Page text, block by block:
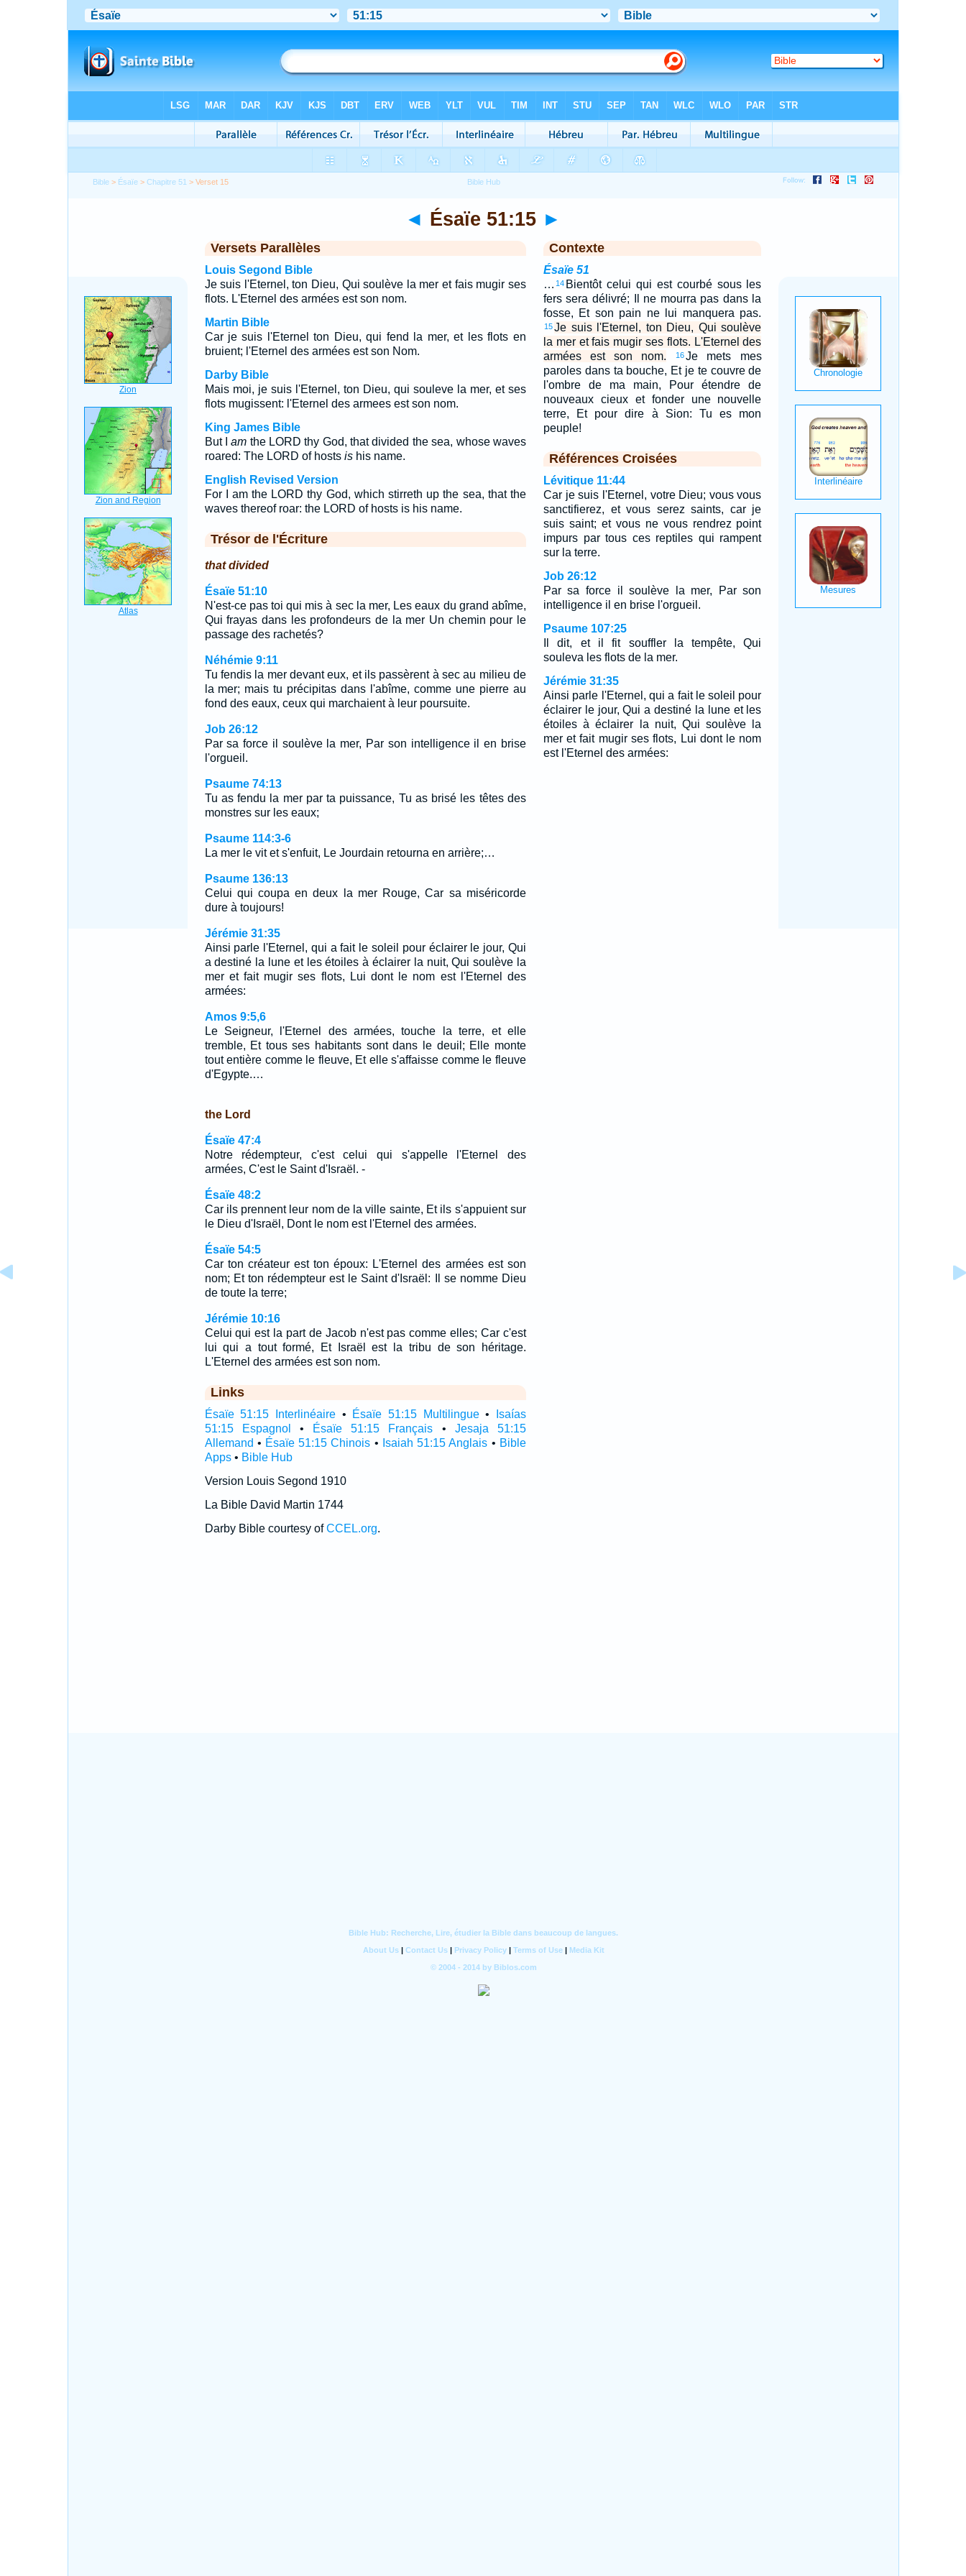
Bible > Ésaïe >Chapitre 51 > Verset 15
◄ Ésaïe 51:15 ►
Versets Parallèles
Louis Segond Bible
Je suis l'Eternel, ton Dieu, Qui soulève la mer et fais mugir ses
flots. L'Eternel des armées est son nom.
Martin Bible
Car je suis l'Eternel ton Dieu, qui fend la mer, et les flots en
bruient; l'Eternel des armées est son Nom.
Darby Bible
Mais moi, je suis l'Eternel, ton Dieu, qui souleve la mer, et ses
flots mugissent: l'Eternel des armees est son nom.
King James Bible
But Iam the LORD thy God, that divided the sea, whose waves
roared: The LORD of hosts ishis name.
English Revised Version
For I am the LORD thy God, which stirreth up the sea, that the
waves thereof roar: the LORD of hosts is his name.
Trésor de l'Écriture
that divided
Ésaïe 51:10
N'est-ce pas toi qui mis à sec la mer, Les eaux du grand abîme,
Qui frayas dans les profondeurs de la mer Un chemin pour le
passage des rachetés?
Néhémie 9:11
Tu fendis la mer devant eux, et ils passèrent à sec au milieu de
la mer; mais tu précipitas dans l'abîme, comme une pierre au
fond des eaux, ceux qui marchaient à leur poursuite.
Job 26:12
Par sa force il soulève la mer, Par son intelligence il en brise
l'orgueil.
Psaume 74:13
Tu as fendu la mer par ta puissance, Tu as brisé les têtes des
monstres sur les eaux;
Psaume 114:3-6
La mer le vit et s'enfuit, Le Jourdain retourna en arrière;…
Psaume 136:13
Celui qui coupa en deux la mer Rouge, Car sa miséricorde
dure à toujours!
Jérémie 31:35
Ainsi parle l'Eternel, qui a fait le soleil pour éclairer le jour, Qui
a destiné la lune et les étoiles à éclairer la nuit, Qui soulève la
mer et fait mugir ses flots, Lui dont le nom est l'Eternel des
armées:
Amos 9:5,6
Le Seigneur, l'Eternel des armées, touche la terre, et elle
tremble, Et tous ses habitants sont dans le deuil; Elle monte
tout entière comme le fleuve, Et elle s'affaisse comme le fleuve
d'Egypte.…
the Lord
Ésaïe 47:4
Notre rédempteur, c'est celui qui s'appelle l'Eternel des
armées, C'est le Saint d'Israël. -
Ésaïe 48:2
Car ils prennent leur nom de la ville sainte, Et ils s'appuient sur
le Dieu d'Israël, Dont le nom est l'Eternel des armées.
Ésaïe 54:5
Car ton créateur est ton époux: L'Eternel des armées est son
nom; Et ton rédempteur est le Saint d'Israël: Il se nomme Dieu
de toute la terre;
Jérémie 10:16
Celui qui est la part de Jacob n'est pas comme elles; Car c'est
lui qui a tout formé, Et Israël est la tribu de son héritage.
L'Eternel des armées est son nom.
Links
Ésaïe 51:15 Interlinéaire• Ésaïe 51:15 Multilingue•
Isaías
51:15 Espagnol
• Ésaïe 51:15 Français • Jesaja 51:15
Allemand • Ésaïe 51:15 Chinois • Isaiah 51:15 Anglais • Bible
Apps• Bible Hub
Version Louis Segond 1910
La Bible David Martin 1744
Darby Bible courtesy ofCCEL.org.
Contexte
Ésaïe 51
… 14 Bientôt celui qui est courbé sous les
fers sera délivré; Il ne mourra pas dans la
fosse, Et son pain ne lui manquera pas.
15Je suis l'Eternel, ton Dieu, Qui soulève
la mer et fais mugir ses flots. L'Eternel des
armées est son nom.
16Je mets mes
paroles dans ta bouche, Et je te couvre de
l'ombre de ma main, Pour étendre de
nouveaux cieux et fonder une nouvelle
terre, Et pour dire à Sion: Tu es mon
peuple!
Références Croisées
Lévitique 11:44
Car je suis l'Eternel, votre Dieu; vous vous
sanctifierez, et vous serez saints, car je
suis saint; et vous ne vous rendrez point
impurs par tous ces reptiles qui rampent
sur la terre.
Job 26:12
Par sa force il soulève la mer, Par son
intelligence il en brise l'orgueil.
Psaume 107:25
Il dit, et il fit souffler la tempête, Qui
souleva les flots de la mer.
Jérémie 31:35
Ainsi parle l'Eternel, qui a fait le soleil pour
éclairer le jour, Qui a destiné la lune et les
étoiles à éclairer la nuit, Qui soulève la
mer et fait mugir ses flots, Lui dont le nom
est l'Eternel des armées: